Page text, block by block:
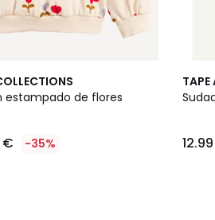
estampado de flores
€ -35%
TAPE